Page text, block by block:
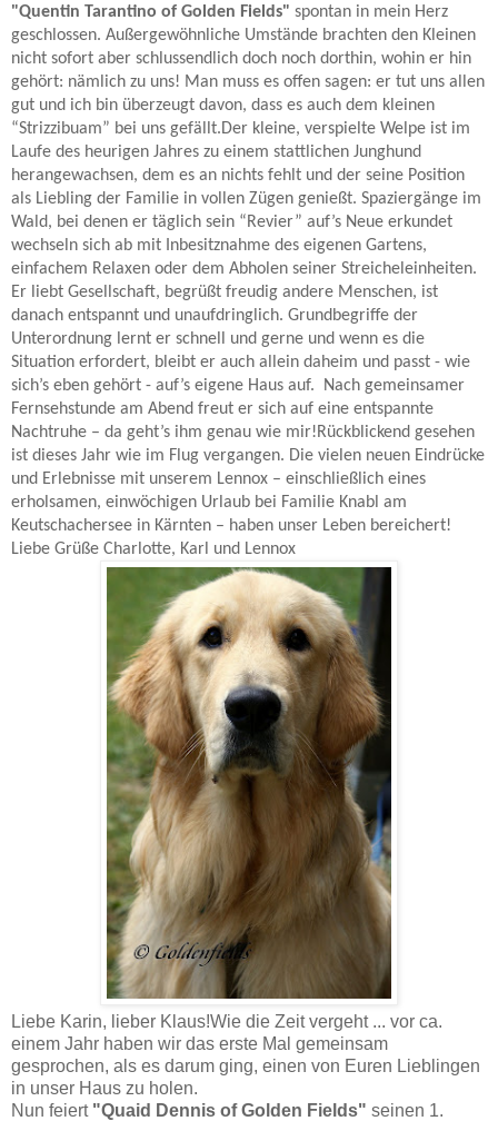
"Quentin Tarantino of Golden Fields" spontan in mein Herz
geschlossen. Außergewöhnliche Umstände brachten den Kleinen
nicht sofort aber schlussendlich doch noch dorthin, wohin er hin
gehört: nämlich zu uns! Man muss es offen sagen: er tut uns allen
gut und ich bin überzeugt davon, dass es auch dem kleinen
“Strizzibuam” bei uns gefällt.Der kleine, verspielte Welpe ist im
Laufe des heurigen Jahres zu einem stattlichen Junghund
herangewachsen, dem es an nichts fehlt und der seine Position
als Liebling der Familie in vollen Zügen genießt. Spaziergänge im
Wald, bei denen er täglich sein “Revier” auf’s Neue erkundet
wechseln sich ab mit Inbesitznahme des eigenen Gartens,
einfachem Relaxen oder dem Abholen seiner Streicheleinheiten.
Er liebt Gesellschaft, begrüßt freudig andere Menschen, ist
danach entspannt und unaufdringlich. Grundbegriffe der
Unterordnung lernt er schnell und gerne und wenn es die
Situation erfordert, bleibt er auch allein daheim und passt - wie
sich’s eben gehört - auf’s eigene Haus auf. Nach gemeinsamer
Fernsehstunde am Abend freut er sich auf eine entspannte
Nachtruhe – da geht’s ihm genau wie mir!Rückblickend gesehen
ist dieses Jahr wie im Flug vergangen. Die vielen neuen Eindrücke
und Erlebnisse mit unserem Lennox – einschließlich eines
erholsamen, einwöchigen Urlaub bei Familie Knabl am
Keutschachersee in Kärnten – haben unser Leben bereichert!
Liebe Grüße Charlotte, Karl und Lennox
Liebe Karin, lieber Klaus!Wie die Zeit vergeht ... vor ca.
einem Jahr haben wir das erste Mal gemeinsam
gesprochen, als es darum ging, einen von Euren Lieblingen
in unser Haus zu holen.
Nun feiert "Quaid Dennis of Golden Fields" seinen 1.